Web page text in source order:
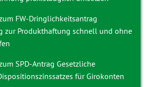
FW-Dringlichkeitsantrag
zur Produkthaftung schnell und ohne
SPD-Antrag Gesetzliche
für Girokonten